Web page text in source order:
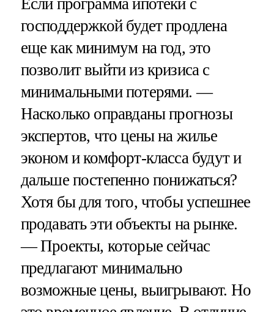
Если программа ипотеки с
господдержкой будет продлена
еще как минимум на год, это
позволит выйти из кризиса с
минимальными потерями. —
Насколько оправданы прогнозы
экспертов, что цены на жилье
эконом и комфорт-класса будут и
дальше постепенно понижаться?
Хотя бы для того, чтобы успешнее
продавать эти объекты на рынке.
— Проекты, которые сейчас
предлагают минимально
возможные цены, выигрывают. Но